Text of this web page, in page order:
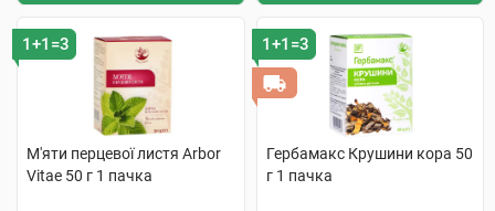
1+1=3
М'яти перцевої листя Arbor
Vitae 50 г 1 пачка
1+1=3
Гербамакс Крушини кора 50
г 1 пачка